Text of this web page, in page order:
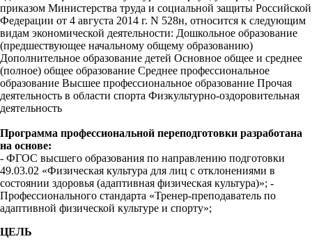
приказом Министерства труда и социальной защиты Российской
Федерации от 4 августа 2014 г. N 528н, относится к следующим
видам экономической деятельности: Дошкольное образование
(предшествующее начальному общему образованию)
Дополнительное образование детей Основное общее и среднее
(полное) общее образование Среднее профессиональное
образование Высшее профессиональное образование Прочая
деятельность в области спорта Физкультурно-оздоровительная
деятельность
Программа профессиональной переподготовки разработана
на основе:
- ФГОС высшего образования по направлению подготовки
49.03.02 «Физическая культура для лиц с отклонениями в
состоянии здоровья (адаптивная физическая культура)»; -
Профессионального стандарта «Тренер-преподаватель по
адаптивной физической культуре и спорту»;
ЦЕЛЬ